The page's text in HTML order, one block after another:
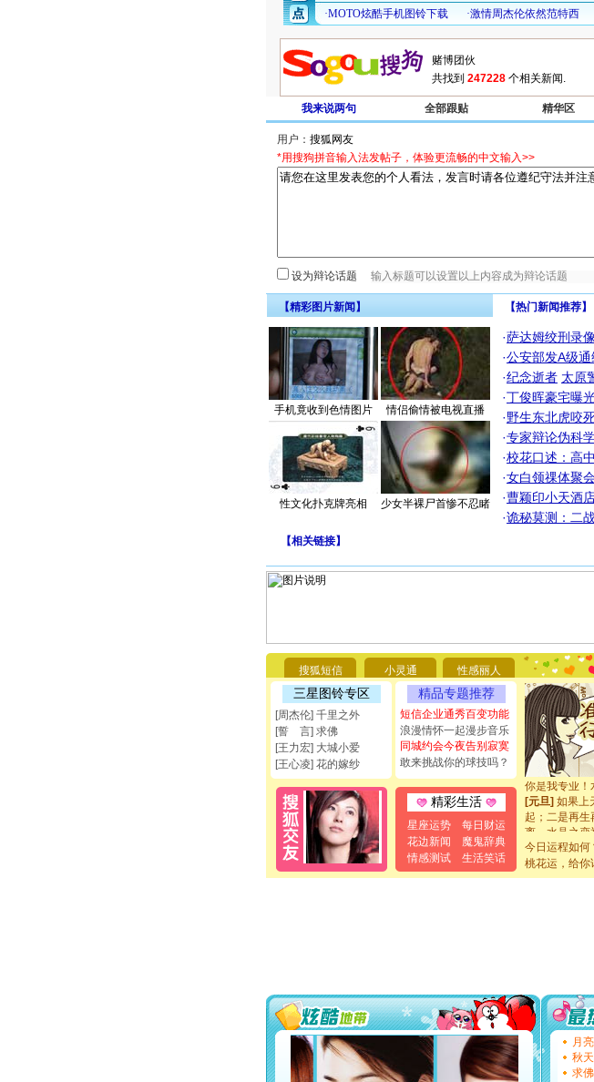
共找到 247228 个相关新闻.
我来说两句 全部跟贴 精华区
用户：
*用搜狗拼音输入法发帖子，体验更流畅的中文输入>>
设为辩论话题
【精彩图片新闻】
手机竟收到色情图片 情侣偷情被电视直播
性文化扑克牌亮相 少女半裸尸首惨不忍睹
【热门新闻推荐】
·萨达姆绞刑录
·公安部发A级
·纪念逝者 太原
·丁俊晖豪宅曝
·野生东北虎咬
·专家辩论伪科
·校花口述：高
·女白领祼体聚
·曹颖印小天酒
·诡秘莫测：二
【相关链接】
搜狐短信 小灵通 性感丽人
三星图铃专区
[周杰伦] 千里之外
[誓 言] 求佛
[王力宏] 大城小爱
[王心凌] 花的嫁纱
精品专题推荐
短信企业通秀百变功能
浪漫情怀一起漫步音乐
同城约会今夜告别寂寞
敢来挑战你的球技吗？
精彩生活
星座运势
每日财运
花边新闻
魔鬼辞典
情感测试
生活笑话
要平安！千万
[圣诞节]不只
能正大光明地
都要快乐噢!
[圣诞节]奉上
如意,快乐,鲜
[元旦]看到你
断电。爱你是
你是我专业！
[元旦]如果上
起；二是再生
离。水晶之恋
[元旦]
当我狠
泣，这痛楚
卖了。水晶之
你太多，只有
要平安！千万
[圣诞节]不只
能正大光明
都要快乐噢!
[圣诞节]奉上
今日运程如何
桃花运，给你
月
秋
求佛